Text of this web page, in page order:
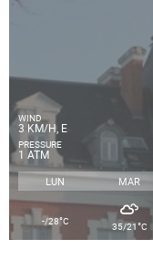
WIND
3 KM/H, E
PRESSURE
1 ATM
LUN MAR
-/28°C 35/21°C